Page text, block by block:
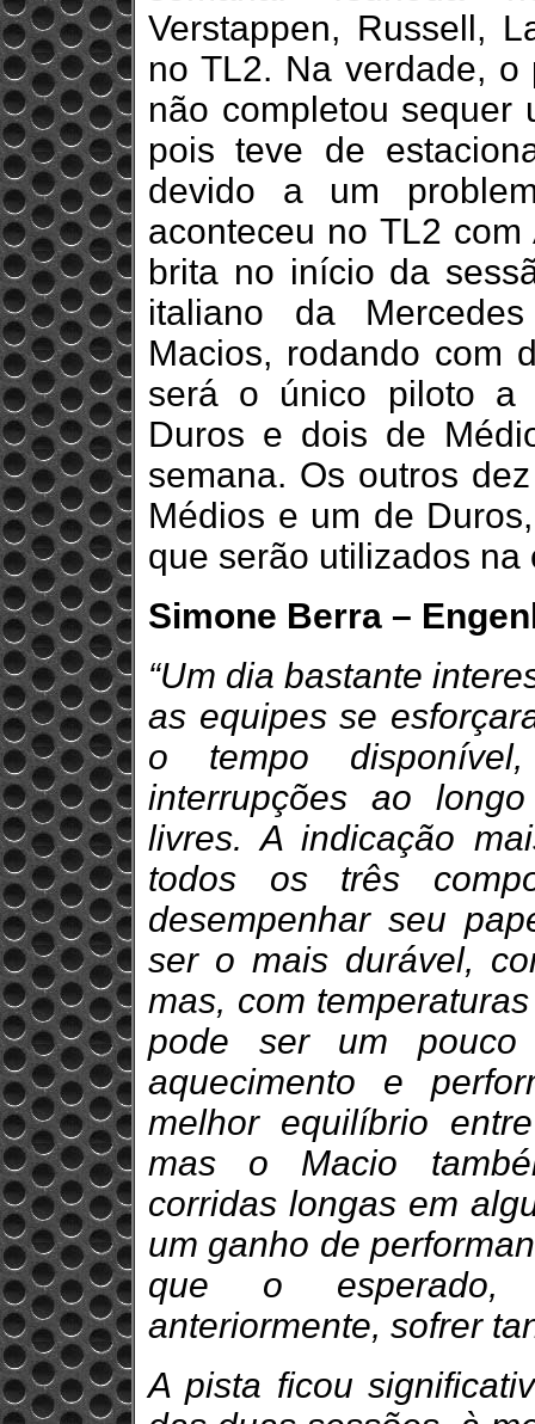
Verstappen, Russell,
no TL2. Na verdade,
não completou sequer
pois teve de
devido a um
aconteceu no TL2
brita no início da
italiano da
Macios, rodando com
será o único piloto a
Duros e dois de
semana. Os outros
Médios e um de
que serão utilizados na
Simone Berra –
“Um dia bastante
as equipes se
o tempo
interrupções ao
livres. A indicação
todos os três
desempenhar seu
ser o mais durável,
mas, com
pode ser um pouco
aquecimento e
melhor equilíbrio
mas o Macio
corridas longas em
um ganho de
que o esperado,
anteriormente, sofrer
A pista ficou